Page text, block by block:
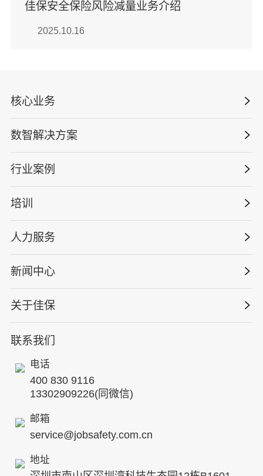
佳保安全保险风险减量业务介绍
2025.10.16
联系我们
电话
400 830 9116
13302909226(同微信)
邮箱
service@jobsafety.com.cn
地址
核心业务
数智安全科技
安全战略咨询
管理体系建设
安全技能提升
工程安全服务
巡查监督审计
HSE专家服务
数智解决方案
量化安全云
智慧化系统
智能终端
行业案例
政府安全监管
工程建设/地产物业
能源电力
仓储物流
水利水务
核电工程与运营
其他案例
培训
版权安全课程
行业定制课程
资质与专业技能版权课
国际证书课程
人力服务
高薪岗位
HSE 专家服务
人力资源服务
新闻中心
公司新闻
关于佳保
公司简介
企业文化
专家团队
发展历程
招贤纳士
ESG